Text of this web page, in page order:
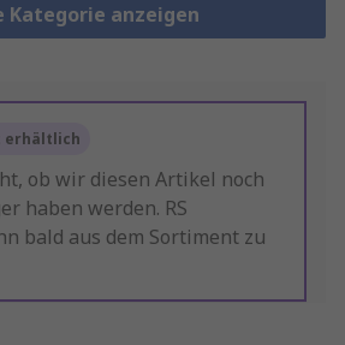
Kategorie anzeigen
erhältlich
ob wir diesen Artikel noch
haben werden. RS
bald aus dem Sortiment zu